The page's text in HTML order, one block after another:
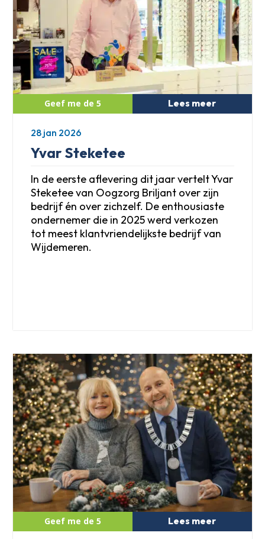
Yvar Steketee
In de eerste aflevering dit jaar vertelt Yvar
Steketee van Oogzorg Briljant over zijn
bedrijf én over zichzelf. De enthousiaste
ondernemer die in 2025 werd verkozen
tot meest klantvriendelijkste bedrijf van
Wijdemeren.
Lees meer
28 jan 2026
Lees meer